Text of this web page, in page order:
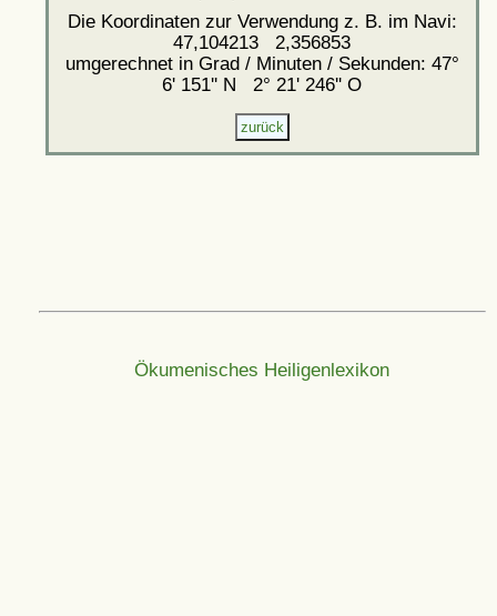
Die Koordinaten zur Verwendung z. B. im Navi:
47,104213 2,356853
umgerechnet in Grad / Minuten / Sekunden: 47°
6' 151'' N 2° 21' 246'' O
Ökumenisches Heiligenlexikon